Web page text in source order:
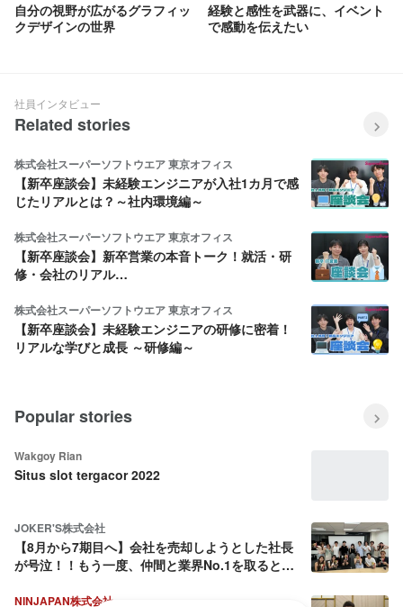
自分の視野が広がるグラフィッ
クデザインの世界
経験と感性を武器に、イベント
で感動を伝えたい
社員インタビュー
Related stories
株式会社スーパーソフトウエア 東京オフィス
【新卒座談会】未経験エンジニアが入社1カ月で感
じたリアルとは？～社内環境編～
株式会社スーパーソフトウエア 東京オフィス
【新卒座談会】新卒営業の本音トーク！就活・研
修・会社のリアル…
株式会社スーパーソフトウエア 東京オフィス
【新卒座談会】未経験エンジニアの研修に密着！
リアルな学びと成長 ～研修編～
Popular stories
Wakgoy Rian
Situs slot tergacor 2022
JOKER'S株式会社
【8月から7期目へ】会社を売却しようとした社長
が号泣！！もう一度、仲間と業界No.1を取ると決
NINJAPAN株式会社